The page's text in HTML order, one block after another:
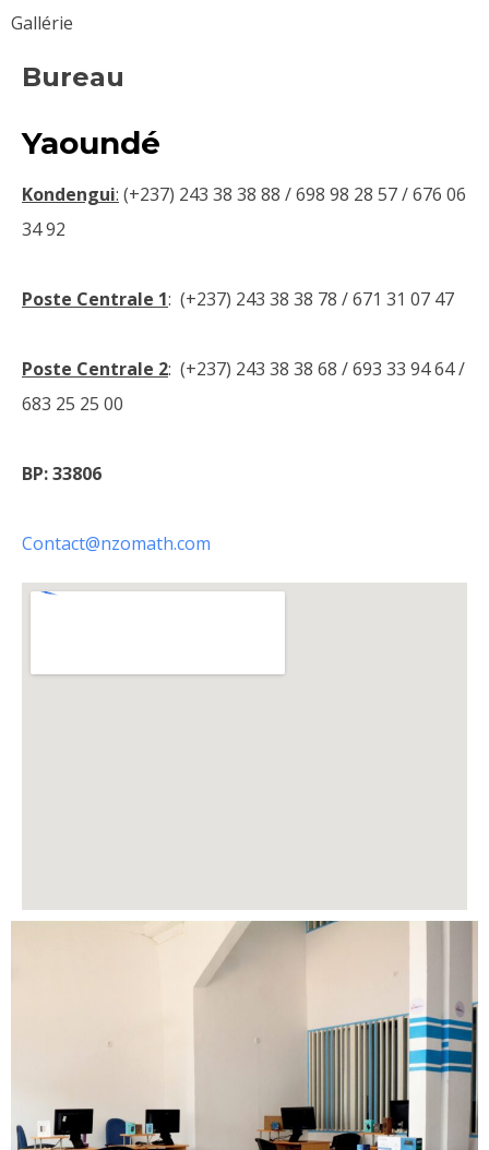
Gallérie
Bureau
Yaoundé
Kondengui: (+237) 243 38 38 88 / 698 98 28 57 / 676 06
34 92
Poste Centrale 1: (+237) 243 38 38 78 / 671 31 07 47
Poste Centrale 2: (+237) 243 38 38 68 / 693 33 94 64 /
683 25 25 00
BP: 33806
Contact@nzomath.com